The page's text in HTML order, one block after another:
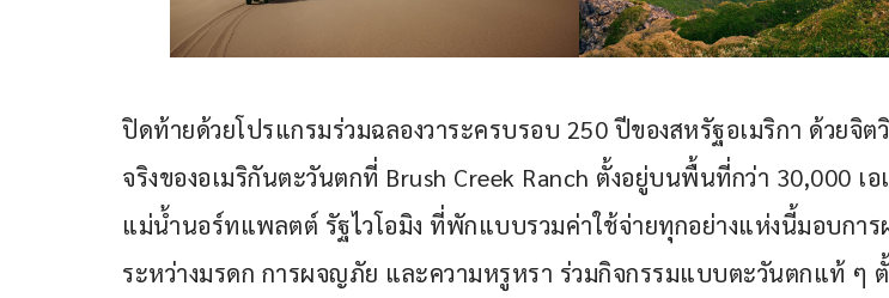
ปิดท้ายด้วยโปรแกรมร่วมฉลองวาระครบรอบ 250 ปีของสหรัฐอเมริกา ด้วย
จริงของอเมริกันตะวันตกที่ Brush Creek Ranch ตั้งอยู่บนพื้นที่กว่า 30,000 เอ
แม่น้ำนอร์ทแพลตต์ รัฐไวโอมิง ที่พักแบบรวมค่าใช้จ่ายทุกอย่างแห่งนี้มอบกา
ระหว่างมรดก การผจญภัย และความหรูหรา ร่วมกิจกรรมแบบตะวันตกแท้ ๆ